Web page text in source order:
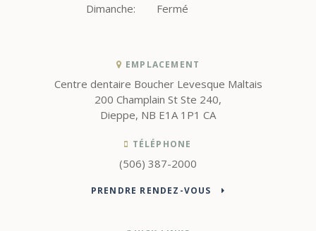
EMPLACEMENT
Centre dentaire Boucher Levesque Maltais
200 Champlain St Ste 240
Dieppe NB E1A 1P1 CA
TÉLÉPHONE
(506) 387-2000
PRENDRE RENDEZ-VOUS
Dimanche:
Fermé